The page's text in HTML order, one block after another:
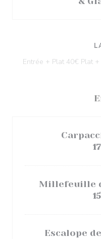
Entrée + Plat 40€ Plat
Millefeuille
Escalope